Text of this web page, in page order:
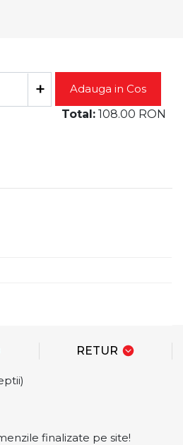
+
Adauga in Cos
Total: 108.00 RON
RETUR
finalizate pe site!